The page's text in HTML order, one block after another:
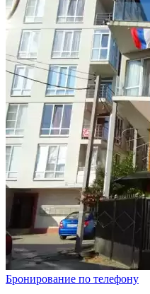
Бронирование по телефону